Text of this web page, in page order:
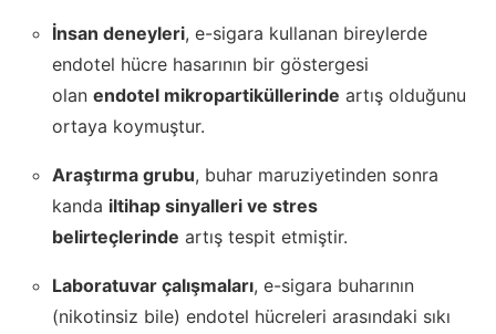
İnsan deneyleri, e-sigara kullanan bireylerde
endotel hücre hasarının bir göstergesi
olan endotel mikropartiküllerinde artış olduğunu
ortaya koymuştur.
Araştırma grubu, buhar maruziyetinden sonra
kanda iltihap sinyalleri ve stres
belirteçlerinde artış tespit etmiştir.
Laboratuvar çalışmaları, e-sigara buharının
(nikotinsiz bile) endotel hücreleri arasındaki sıkı